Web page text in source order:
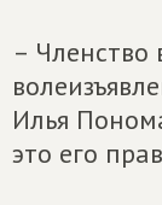
– Членство
Илья
это его